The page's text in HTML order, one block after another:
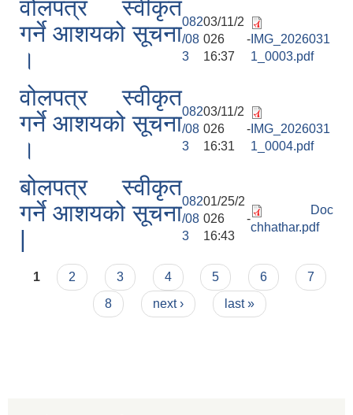
वोलपत्र स्वीकृत
गर्ने आशयको सूचना
।
082
/08
3
03/11/2
026 -
16:37
IMG_2026031
1_0003.pdf
वोलपत्र स्वीकृत
गर्ने आशयको सूचना
।
082
/08
3
03/11/2
026 -
16:31
IMG_2026031
1_0004.pdf
बोलपत्र स्वीकृत
गर्ने आशयको सूचना
|
082
/08
3
01/25/2
026 -
16:43
Doc
chhathar.pdf
Pages
1 2 3 4 5 6
7
8
next › last »